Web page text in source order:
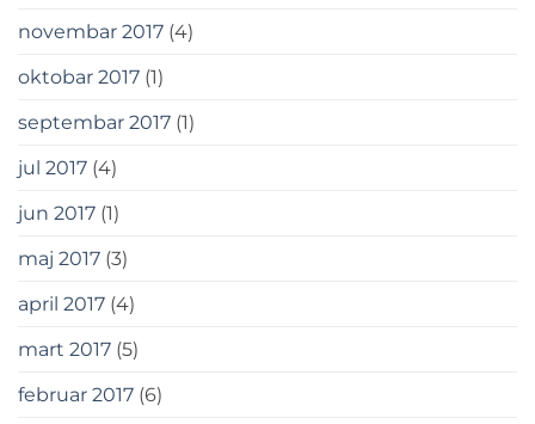
novembar 2017 (4)
oktobar 2017 (1)
septembar 2017 (1)
jul 2017 (4)
jun 2017 (1)
maj 2017 (3)
april 2017 (4)
mart 2017 (5)
februar 2017 (6)